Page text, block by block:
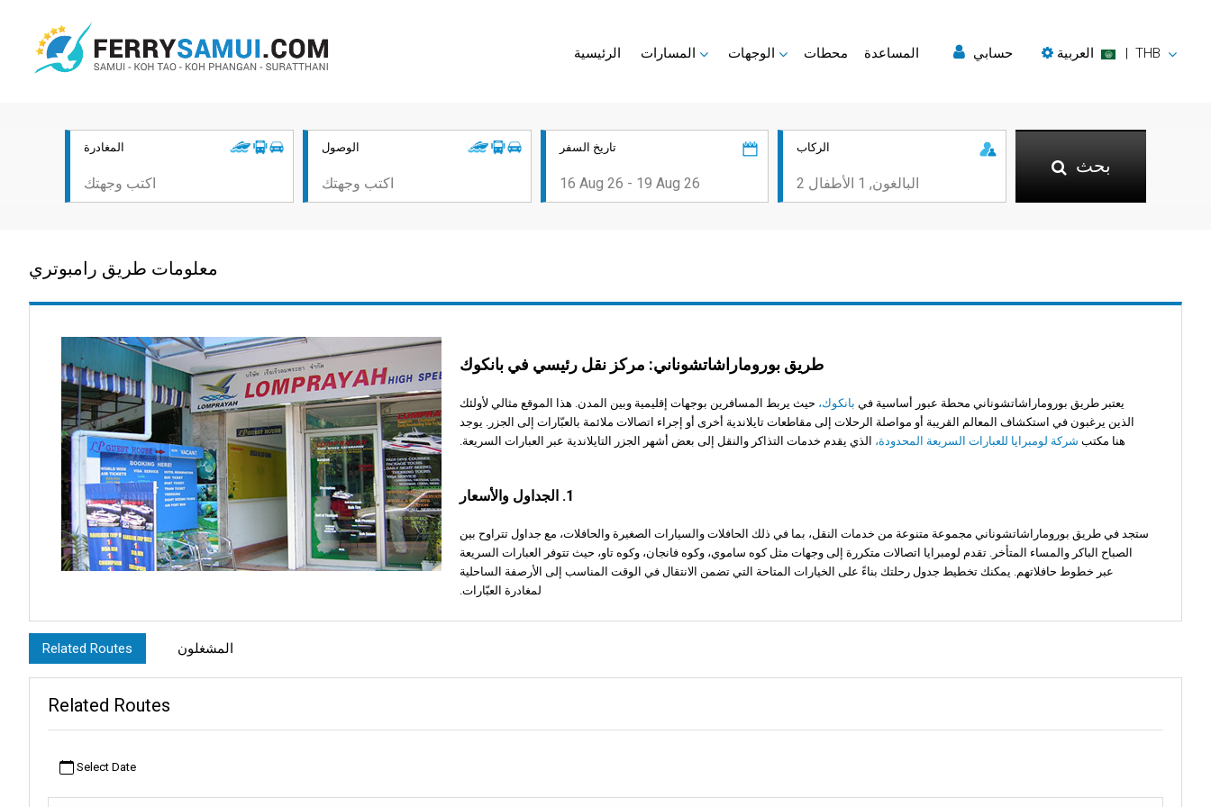
الرئيسية المسارات الوجهات محطات المساعدة حسابي العربية | THB
المغادرة الوصول تاريخ السفر الركاب
بحث
معلومات طريق رامبوتري
طريق بوروماراشاتشوناني: مركز نقل رئيسي في بانكوك
يعتبر طريق بوروماراشاتشوناني محطة عبور أساسية في بانكوك، حيث يربط المسافرين بوجهات إقليمية وبين المدن. هذا الموقع مثالي لأولئك
الذين يرغبون في استكشاف المعالم القريبة أو مواصلة الرحلات إلى مقاطعات تايلاندية أخرى أو إجراء اتصالات ملائمة بالعبّارات إلى الجزر. يوجد
هنا مكتب شركة لومبرايا للعبارات السريعة المحدودة، الذي يقدم خدمات التذاكر والنقل إلى بعض أشهر الجزر التايلاندية عبر العبارات السريعة.
ستجد في طريق بوروماراشاتشوناني مجموعة متنوعة من خدمات النقل، بما في ذلك الحافلات والسيارات الصغيرة والحافلات، مع جداول تتراوح بين
الصباح الباكر والمساء المتأخر. تقدم لومبرايا اتصالات متكررة إلى وجهات مثل كوه ساموي، وكوه فانجان، وكوه تاو، حيث تتوفر العبارات السريعة
عبر خطوط حافلاتهم. يمكنك تخطيط جدول رحلتك بناءً على الخيارات المتاحة التي تضمن الانتقال في الوقت المناسب إلى الأرصفة الساحلية
لمغادرة العبّارات.
يوفر مركز طريق بوروماراشاتشوناني مناطق مخصصة لكل مشغل، بما في ذلك شركة لومبرايا للعبارات السريعة، حيث يمكن للمسافرين التحقق من الجداول وشراء التذاكر لرحلات سلسة. يربط هذا المركز بالعديد من الوجهات، مع
مغادرة الحافلات والسيارات الصغيرة بشكل متكرر إلى أرصفة مثل تشومفون وسورات ثاني، حيث يمكن للمسافرين الصعود إلى العبّارات نحو الجزر.
- الأمتعة:يسمح معظم المشغلين، بما في ذلك لومبرايا، بحقيبة يد واحدة وحقيبة مسجلة لكل راكب. قد يتم تطبيق رسوم إضافية على العناصر الكبيرة أو الأمتعة الإضافية — تأكد من التحقق مع موظفي مكتب لومبرايا.
Related Routes المشغلون
Related Routes
Select Date